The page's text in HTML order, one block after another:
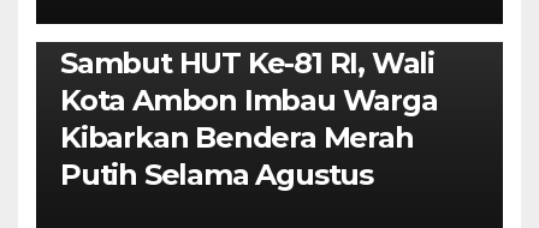
AMBON METRO POLITIK & PEMERINTAHAN
Sambut HUT Ke-81 RI, Wali
Kota Ambon Imbau Warga
Kibarkan Bendera Merah
Putih Selama Agustus